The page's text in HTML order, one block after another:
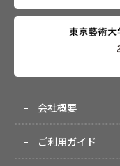
会社概要
ご利用ガイド